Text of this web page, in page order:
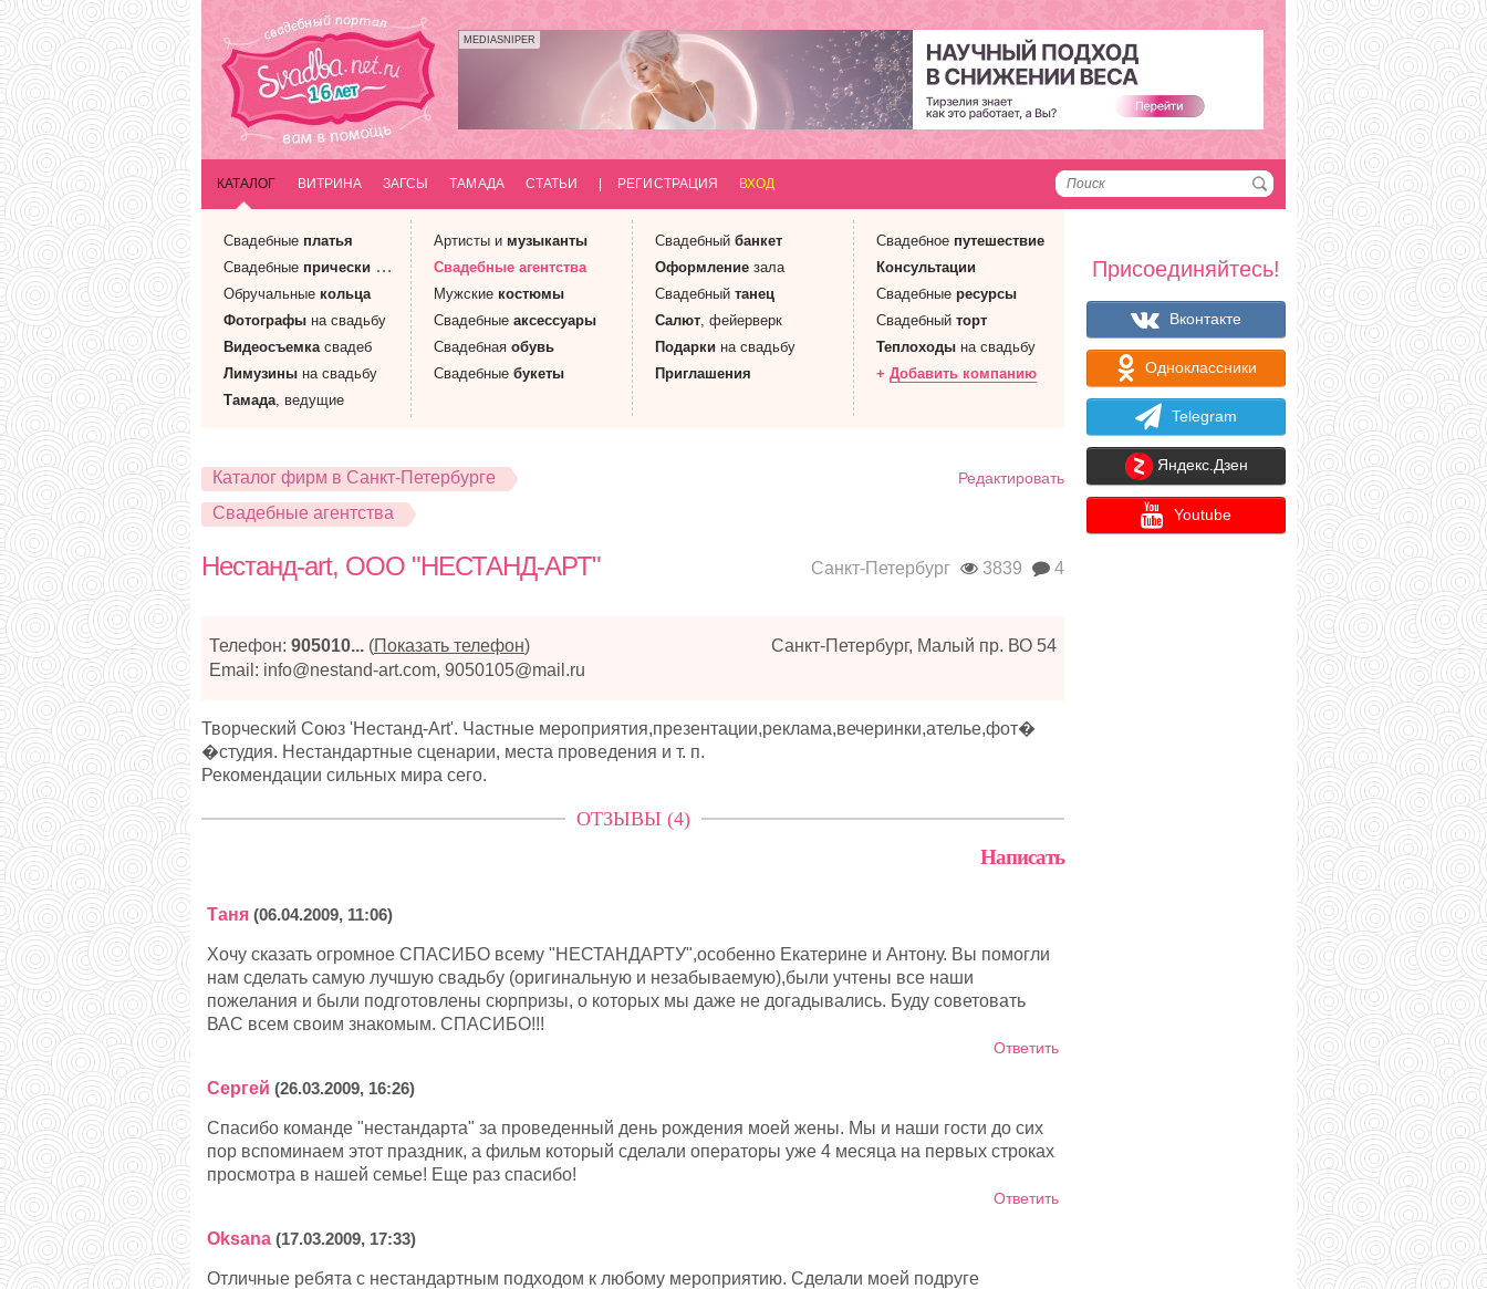
MEDIASNIPER
КАТАЛОГ ВИТРИНА ЗАГСЫ ТАМАДА СТАТЬИ РЕГИСТРАЦИЯ ВХОД
Свадебные платья
Свадебные прически
Обручальные кольца
Фотографы на свадьбу
Видеосъемкасвадеб
Лимузины на свадьбу
Тамада, ведущие
Артисты и музыканты
Свадебные агентства
Мужские костюмы
Свадебные аксессуары
Свадебная обувь
Свадебные букеты
Свадебный банкет
Оформление зала
Свадебный танец
Салют, фейерверк
Подарки на свадьбу
Приглашения
Свадебное путешествие
Консультации
Свадебные ресурсы
Свадебный торт
Теплоходы на свадьбу
+ Добавить компанию
Редактировать
Каталог фирм в Санкт-Петербурге
Свадебные агентства
Санкт-Петербург 3839 4
Нестанд-art, ООО "НЕСТАНД-АРТ"
Телефон: 905010... (Показать телефон)
Email: info@nestand-art.com, 9050105@mail.ru
Санкт-Петербург, Малый пр. ВО 54
Творческий Союз 'Нестанд-Art'. Частные мероприятия,презентации,реклама,вечеринки,ателье,фот�
�студия. Нестандартные сценарии, места проведения и т. п.
Рекомендации сильных мира сего.
ОТЗЫВЫ (4)
Написать
Таня (06.04.2009, 11:06)
Хочу сказать огромное СПАСИБО всему "НЕСТАНДАРТУ",особенно Екатерине и Антону. Вы помогли
нам сделать самую лучшую свадьбу (оригинальную и незабываемую),были учтены все наши
пожелания и были подготовлены сюрпризы, о которых мы даже не догадывались. Буду советовать
ВАС всем своим знакомым. СПАСИБО!!!
Ответить
Сергей (26.03.2009, 16:26)
Спасибо команде "нестандарта" за проведенный день рождения моей жены. Мы и наши гости до сих
пор вспоминаем этот праздник, а фильм который сделали операторы уже 4 месяца на первых строках
просмотра в нашей семье! Еще раз спасибо!
Ответить
Oksana (17.03.2009, 17:33)
Отличные ребята с нестандартным подходом к любому мероприятию. Сделали моей подруге
Присоединяйтесь!
Вконтакте
Одноклассники
Telegram
Яндекс.Дзен
Youtube